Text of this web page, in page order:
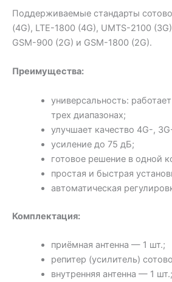
Поддерживаемые стандарты
(4G), LTE-1800 (4G), UMTS-2100
GSM-900 (2G) и GSM-1800 (2G).
Преимущества:
универсальность:
трех диапазонах;
улучшает качество 4G-,
усиление до 75 дБ;
готовое решение в одной
простая и быстрая
автоматическая
Комплектация:
приёмная антенна — 1 шт.;
репитер (усилитель)
внутренняя антенна — 1 шт.;